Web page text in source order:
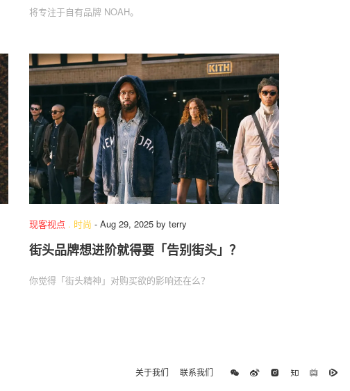
将专注于自有品牌 NOAH。
现客视点 . 时尚 - Aug 29, 2025 by terry
街头品牌想进阶就得要「告别街头」？
你觉得「街头精神」对购买欲的影响还在么？
关于我们 联系我们